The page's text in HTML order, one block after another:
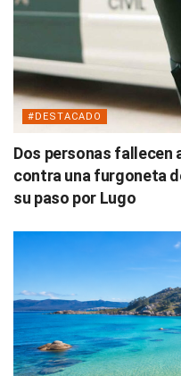
#DESTACADO
Dos personas fallecen
contra una furgoneta
su paso por Lugo